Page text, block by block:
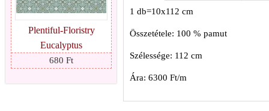
Plentiful-Floristry
Eucalyptus
680 Ft
1 db=10x112 cm
Összetétele: 100 % pamut
Szélessége: 112 cm
Ára: 6300 Ft/m